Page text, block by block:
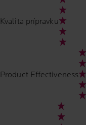
Kvalita prípravku
Product Effectiveness